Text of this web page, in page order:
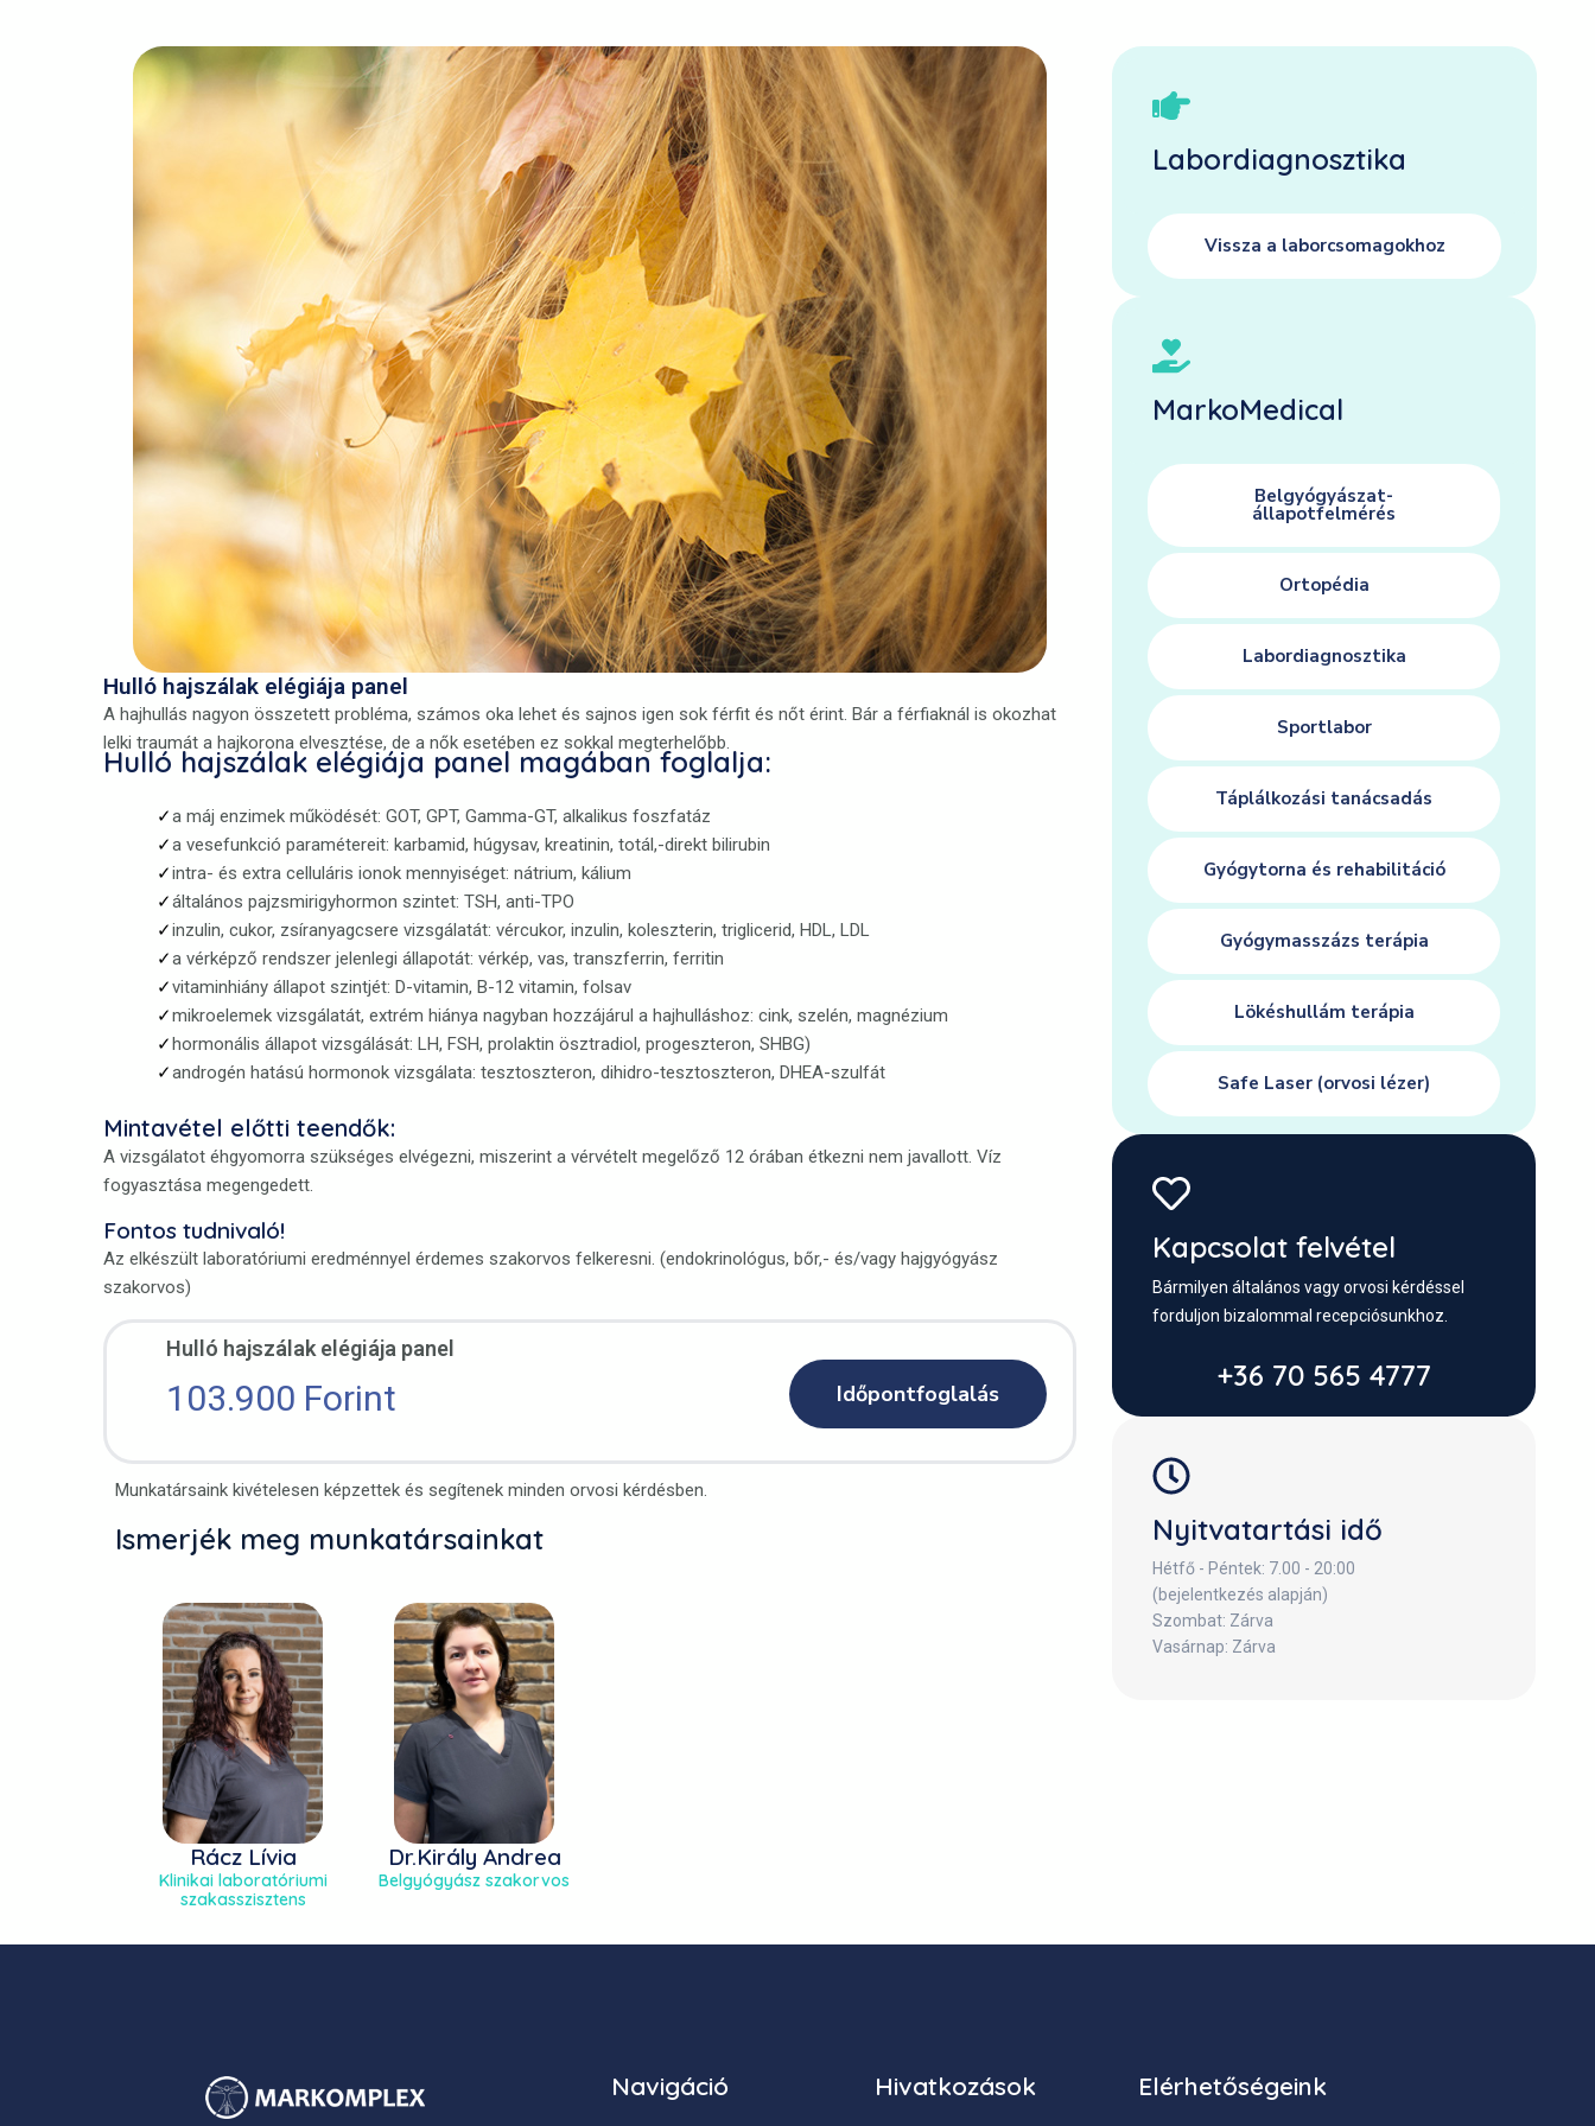
Hulló hajszálak elégiája panel
A hajhullás nagyon összetett probléma, számos oka lehet és sajnos igen sok férfit és nőt érint. Bár a férfiaknál is okozhat
lelki traumát a hajkorona elvesztése, de a nők esetében ez sokkal megterhelőbb.
Hulló hajszálak elégiája panel magában foglalja:
a máj enzimek működését: GOT, GPT, Gamma-GT, alkalikus foszfatáz
a vesefunkció paramétereit: karbamid, húgysav, kreatinin, totál,-direkt bilirubin
intra- és extra celluláris ionok mennyiséget: nátrium, kálium
általános pajzsmirigyhormon szintet: TSH, anti-TPO
inzulin, cukor, zsíranyagcsere vizsgálatát: vércukor, inzulin, koleszterin, triglicerid, HDL, LDL
a vérképző rendszer jelenlegi állapotát: vérkép, vas, transzferrin, ferritin
vitaminhiány állapot szintjét: D-vitamin, B-12 vitamin, folsav
mikroelemek vizsgálatát, extrém hiánya nagyban hozzájárul a hajhulláshoz: cink, szelén, magnézium
hormonális állapot vizsgálását: LH, FSH, prolaktin ösztradiol, progeszteron, SHBG)
androgén hatású hormonok vizsgálata: tesztoszteron, dihidro-tesztoszteron, DHEA-szulfát
Mintavétel előtti teendők:
A vizsgálatot éhgyomorra szükséges elvégezni, miszerint a vérvételt megelőző 12 órában étkezni nem javallott. Víz
fogyasztása megengedett.
Fontos tudnivaló!
Az elkészült laboratóriumi eredménnyel érdemes szakorvos felkeresni. (endokrinológus, bőr,- és/vagy hajgyógyász
szakorvos)
Hulló hajszálak elégiája panel
103.900 Forint Időpontfoglalás
Munkatársaink kivételesen képzettek és segítenek minden orvosi kérdésben.
Ismerjék meg munkatársainkat
Rácz Lívia
Klinikai laboratóriumi
szakasszisztens
Dr.Király Andrea
Belgyógyász szakorvos
Labordiagnosztika
Vissza a laborcsomagokhoz
MarkoMedical
Belgyógyászat-
állapotfelmérés
Ortopédia
Labordiagnosztika
Sportlabor
Táplálkozási tanácsadás
Gyógytorna és rehabilitáció
Gyógymasszázs terápia
Lökéshullám terápia
Safe Laser (orvosi lézer)
Kapcsolat felvétel
Bármilyen általános vagy orvosi kérdéssel
forduljon bizalommal recepciósunkhoz.
+36 70 565 4777
Nyitvatartási idő
Hétfő - Péntek: 7.00 - 20:00
(bejelentkezés alapján)
Szombat: Zárva
Vasárnap: Zárva
Navigáció Hivatkozások Elérhetőségeink